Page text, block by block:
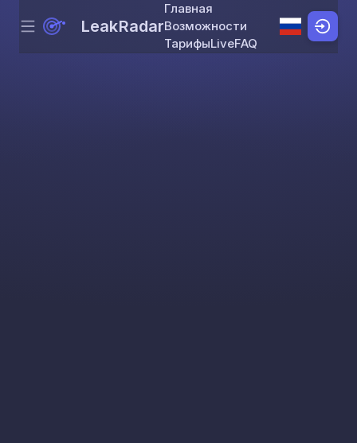
Skip to content
Menu LeakRadar
Главная
Возможности
ТарифыLiveFAQ